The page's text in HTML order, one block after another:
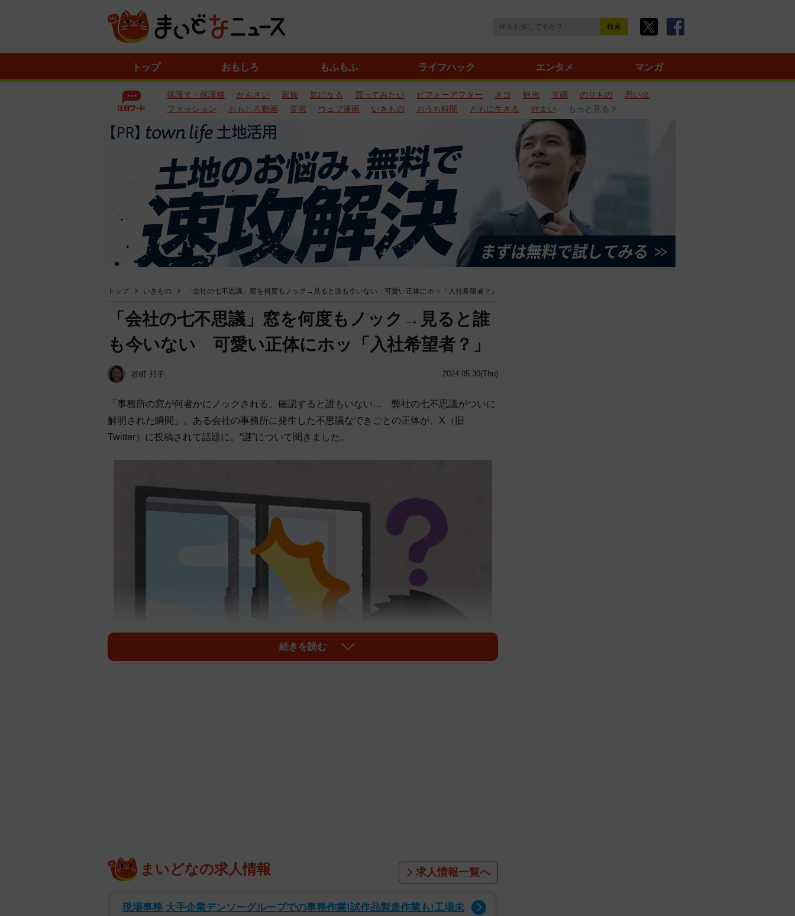
トップ おもしろ もふもふ ライフハック エンタメ マンガ
保護犬・保護猫 かんさい 家族 気になる 買ってみたい ビフォーアフター ネコ 観光 夫婦 のりもの
思い出
ファッション
おもしろ動画 災害 ウェブ漫画 いきもの おうち時間 ともに生きる 住まい もっと見る
トップ いきもの 「会社の七不思議」窓を何度もノック→見ると誰も今いない 可愛い正体にホッ「入社希望者？」
2024.05.30(Thu)
「会社の七不思議」窓を何度もノック→見ると誰
も今いない 可愛い正体にホッ「入社希望者？」
谷町 邦子
「事務所の窓が何者かにノックされる。確認すると誰もいない… 弊社の七不思議がついに
解明された瞬間」。ある会社の事務所に発生した不思議なできごとの正体が、X（旧
Twitter）に投稿されて話題に。“謎”について聞きました。
（@shoogoo0）こと中村匠吾さんに“ノック”が聞こえたのは、4月初めの頃。朝7時ごろにコ
ンコンとガラスを叩く音が聞こえたのだそうです。「鍵が掛かっていて入れない人が窓をノ
続きを読む
まいどなの求人情報 求人情報一覧へ
現場事務 大手企業デンソーグループでの事務作業!試作品製造作業も!工場未